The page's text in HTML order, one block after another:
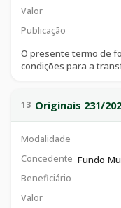
Valor
Publicação
O presente termo de
condições para a
administrativa e
continuidade e a
conforme autorização
13 Originais 231/
Modalidade
Concedente Fundo
Beneficiário
Valor